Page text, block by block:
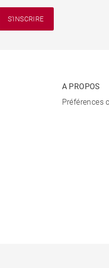
S'INSCRIRE
A PROPOS
Préférences